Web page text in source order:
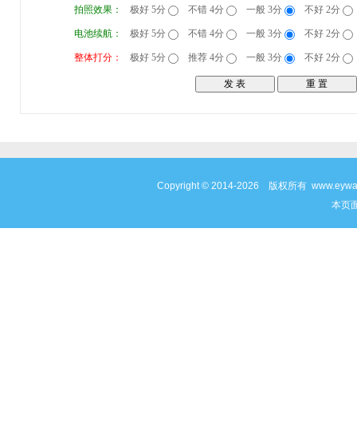
拍照效果： 极好 5分 不错 4分 一般 3分 不好 2分
电池续航： 极好 5分 不错 4分 一般 3分 不好 2分
整体打分： 极好 5分 推荐 4分 一般 3分 不好 2分
Copyright © 2014-2026 版权所有
本页